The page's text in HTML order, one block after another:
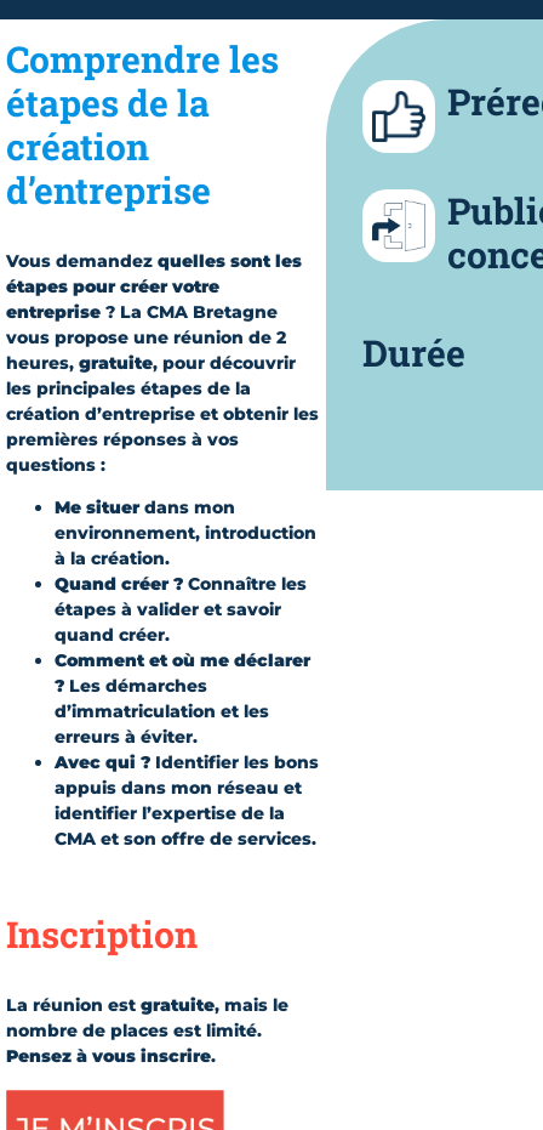
Comprendre les
étapes de la
création
d’entreprise
Vous demandez quelles sont les
étapes pour créer votre
entreprise ? La CMA Bretagne
vous propose une réunion de 2
heures, gratuite, pour découvrir
les principales étapes de la
création d’entreprise et obtenir les
premières réponses à vos
questions :
Me situerdans mon
environnement, introduction
à la création.
Quand créer ? Connaître les
étapes à valider et savoir
quand créer.
Comment et où me déclarer
? Les démarches
d’immatriculation et les
erreurs à éviter.
Avec qui ? Identifier les bons
appuis dans mon réseau et
identifier l’expertise de la
CMA et son offre de services.
Inscription
La réunion est gratuite, mais le
nombre de places est limité.
Pensez à vous inscrire.
Durée